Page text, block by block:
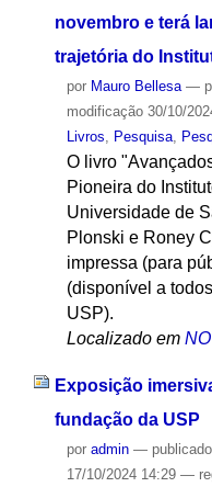
novembro e terá
trajetória do
por Mauro Bellesa —
modificação30/10/
Livros, Pesquisa,
O livro
Pioneira do
Universidade de
Plonski e Roney
impressa (para
(disponível a
USP).
Localizado em
Exposição
fundação da USP
por admin — publicado
17/10/2024 14:29 —